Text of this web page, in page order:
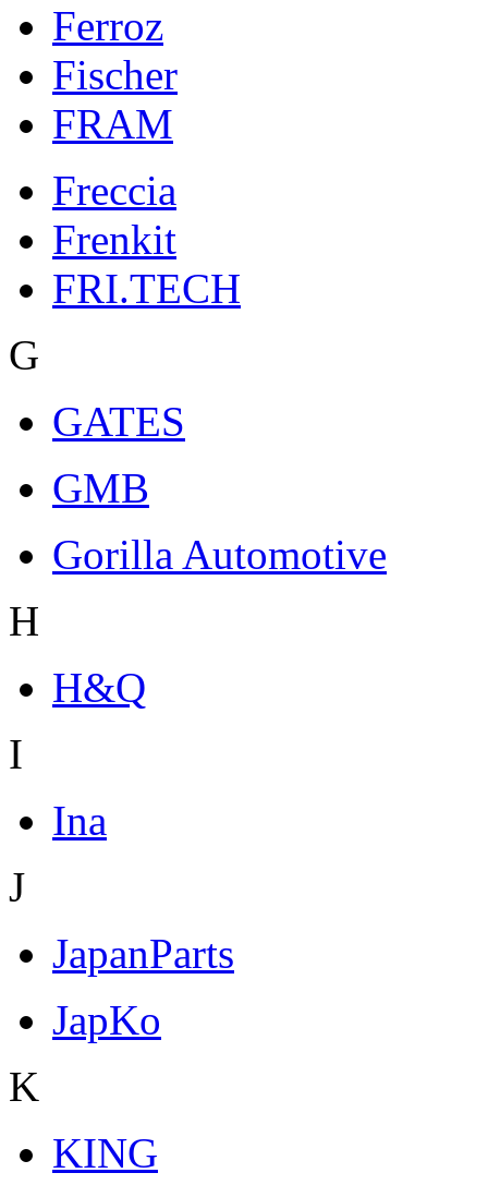
Ferroz
Fischer
FRAM
Freccia
Frenkit
FRI.TECH
G
GATES
GMB
Gorilla Automotive
H
H&Q
I
Ina
J
JapanParts
JapKo
K
KING